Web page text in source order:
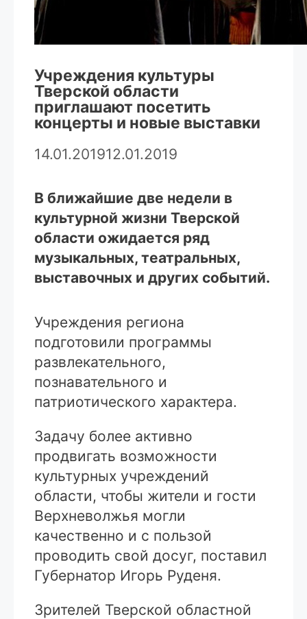
Учреждения культуры
Тверской области
приглашают посетить
концерты и новые выставки
14.01.201912.01.2019
В ближайшие две недели в
культурной жизни Тверской
области ожидается ряд
музыкальных, театральных,
выставочных и других событий.
Учреждения региона
подготовили программы
развлекательного,
познавательного и
патриотического характера.
Задачу более активно
продвигать возможности
культурных учреждений
области, чтобы жители и гости
Верхневолжья могли
качественно и с пользой
проводить свой досуг, поставил
Губернатор Игорь Руденя.
Зрителей Тверской областной